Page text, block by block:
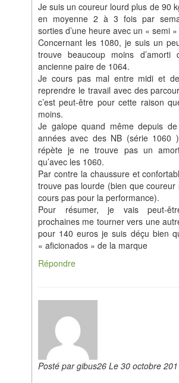
Je suis un coureur lourd plus de 90
en moyenne 2 à 3 fois par
sorties d’une heure avec un « semi
Concernant les 1080, je suis un
trouve beaucoup moins d’amorti
ancienne paire de 1064.
Je cours pas mal entre midi et
reprendre le travail avec des
c’est peut-être pour cette raison
moins.
Je galope quand même depuis de
années avec des NB (série 1060
répète je ne trouve pas un
qu’avec les 1060.
Par contre la chaussure et
trouve pas lourde (bien que coureur
cours pas pour la performance).
Pour résumer, je vais peut-
prochaines me tourner vers une
pour 140 euros je suis déçu bien
« aficionados » de la marque
Répondre
Posté par gibus26 Le 30 octobre